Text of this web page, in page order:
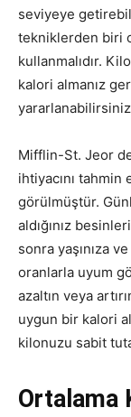
seviyeye
tekniklerden biri
kullanmalıdır.
kalori almanız
Mifflin-St. Jeor
ihtiyacını
görülmüştür.
aldığınız
sonra yaşınıza
oranlarla uyum
azaltın veya
uygun bir kalori
kilonuzu sabit
Ortalama